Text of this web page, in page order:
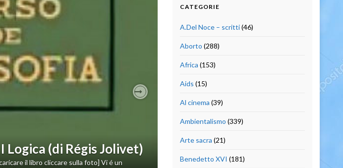
(di Régis Jolivet)
il libro cliccare sulla foto] Vi é un
CATEGORIE
A.Del Noce – scritti(46)
Aborto (288)
Africa (153)
Aids (15)
Al cinema (39)
Ambientalismo (339)
Arte sacra (21)
Benedetto XVI (181)